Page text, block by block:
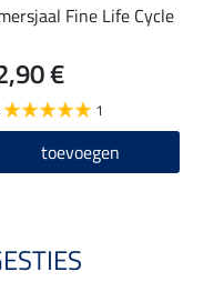
Fine Life Cycle
€
1
toevoegen